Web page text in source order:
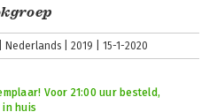
Nederlands 2019 15-1-2020
Voor 21:00 uur besteld,
huis